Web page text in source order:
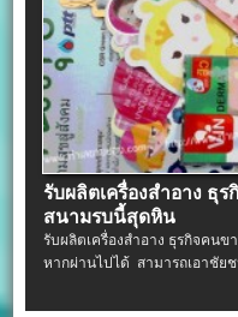
รับผลิตเครื่องสําอาง ธุ
สนามรบนี้สุดหิน
รับผลิตเครื่องสําอาง ธุรกิจคน
หากผ่านไปได้ สามารถเอาชัย